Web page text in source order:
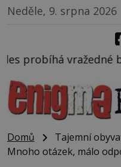
Neděle, 9. srpna 2026
satanistického
Domů
Tajemní
Mnoho otázek, málo